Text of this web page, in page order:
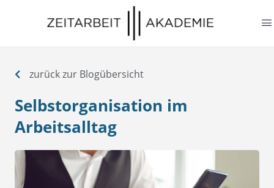
zurück zur Blogübersicht
Selbstorganisation im
Arbeitsalltag